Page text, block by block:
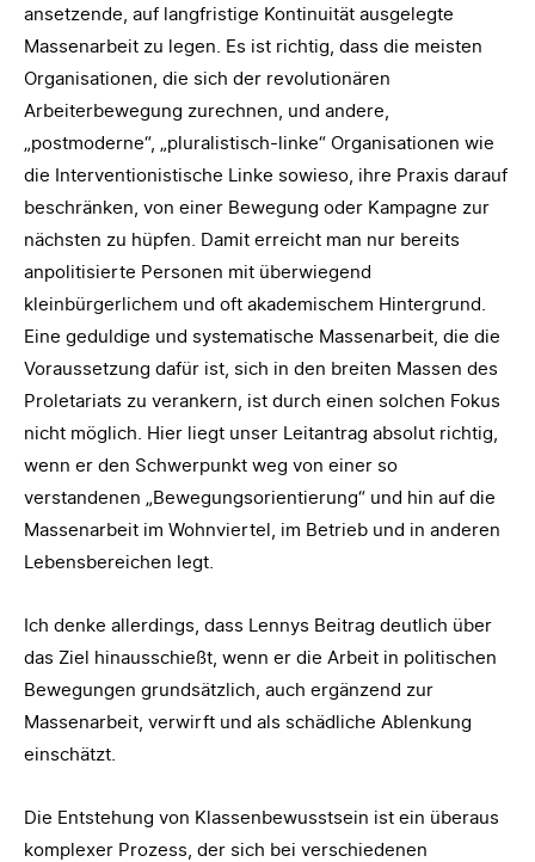
ansetzende, auf langfristige Kontinuität ausgelegte
Massenarbeit zu legen. Es ist richtig, dass die meisten
Organisationen, die sich der revolutionären
Arbeiterbewegung zurechnen, und andere,
„postmoderne“, „pluralistisch-linke“ Organisationen wie
die Interventionistische Linke sowieso, ihre Praxis darauf
beschränken, von einer Bewegung oder Kampagne zur
nächsten zu hüpfen. Damit erreicht man nur bereits
anpolitisierte Personen mit überwiegend
kleinbürgerlichem und oft akademischem Hintergrund.
Eine geduldige und systematische Massenarbeit, die die
Voraussetzung dafür ist, sich in den breiten Massen des
Proletariats zu verankern, ist durch einen solchen Fokus
nicht möglich. Hier liegt unser Leitantrag absolut richtig,
wenn er den Schwerpunkt weg von einer so
verstandenen „Bewegungsorientierung“ und hin auf die
Massenarbeit im Wohnviertel, im Betrieb und in anderen
Lebensbereichen legt.
Ich denke allerdings, dass Lennys Beitrag deutlich über
das Ziel hinausschießt, wenn er die Arbeit in politischen
Bewegungen grundsätzlich, auch ergänzend zur
Massenarbeit, verwirft und als schädliche Ablenkung
einschätzt.
Die Entstehung von Klassenbewusstsein ist ein überaus
komplexer Prozess, der sich bei verschiedenen